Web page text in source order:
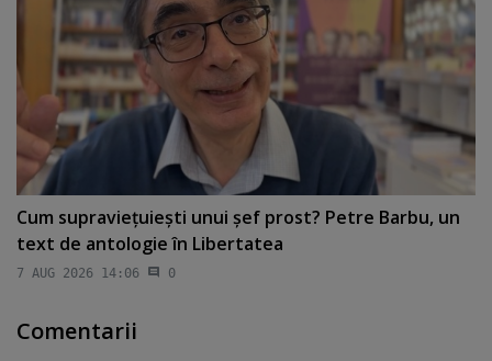
Cum supravieţuieşti unui şef prost? Petre Barbu, un
text de antologie în Libertatea
7 AUG 2026 14:06 0
Comentarii